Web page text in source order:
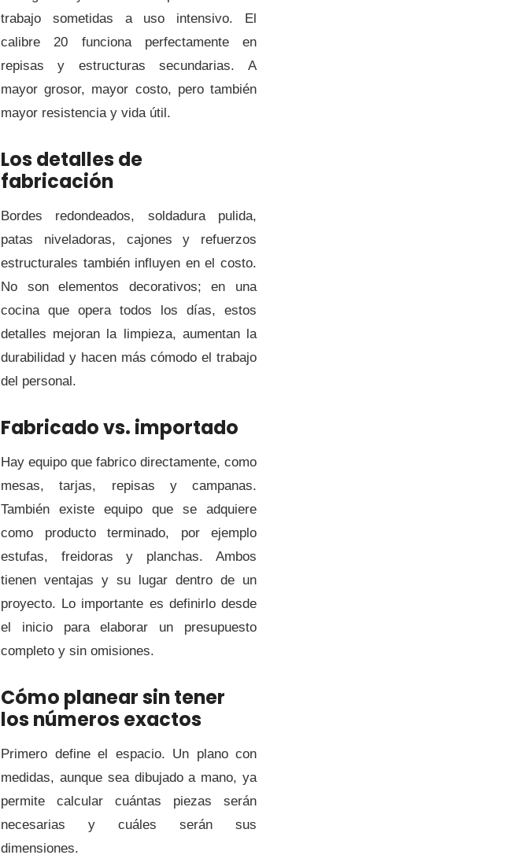
trabajo sometidas a uso intensivo. El
calibre 20 funciona perfectamente en
repisas y estructuras secundarias. A
mayor grosor, mayor costo, pero también
mayor resistencia y vida útil.
Los detalles de
fabricación
Bordes redondeados, soldadura pulida,
patas niveladoras, cajones y refuerzos
estructurales también influyen en el costo.
No son elementos decorativos; en una
cocina que opera todos los días, estos
detalles mejoran la limpieza, aumentan la
durabilidad y hacen más cómodo el trabajo
del personal.
Fabricado vs. importado
Hay equipo que fabrico directamente, como
mesas, tarjas, repisas y campanas.
También existe equipo que se adquiere
como producto terminado, por ejemplo
estufas, freidoras y planchas. Ambos
tienen ventajas y su lugar dentro de un
proyecto. Lo importante es definirlo desde
el inicio para elaborar un presupuesto
completo y sin omisiones.
Cómo planear sin tener
los números exactos
Primero define el espacio. Un plano con
medidas, aunque sea dibujado a mano, ya
permite calcular cuántas piezas serán
necesarias y cuáles serán sus
dimensiones.